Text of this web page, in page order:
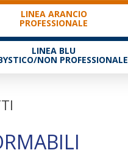
LINEA ARANCIO
PROFESSIONALE
LINEA BLU
NON PROFESSIONALE